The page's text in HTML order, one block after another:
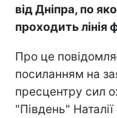
від Дніпра, по
проходить лінія
Про це
посиланням на
пресцентру сил
"Південь"